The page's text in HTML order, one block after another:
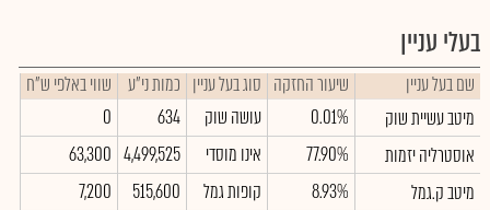
בעלי עניין
שם בעל עניין שיעור החזקה סוג בעל עניין כמות ני"ע
שווי באלפי ש"ח
מיטב עשיית שוק
0.01% עושה שוק 634
0
אוסטרליה יזמות
77.90% אינו מוסדי 4,499,525
63,300
מיטב ק.גמל
8.93% קופות גמל 515,600
7,200